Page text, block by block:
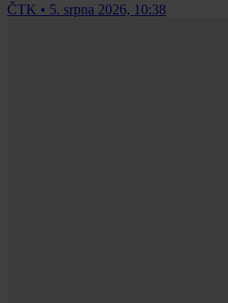
ČTK • 5. srpna 2026, 10:38